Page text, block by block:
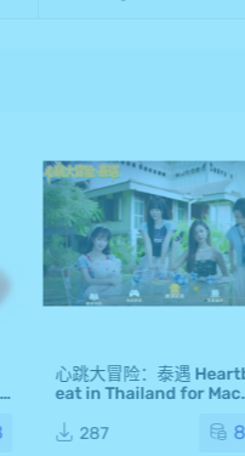
心跳大冒险：泰遇
eat in Thailand for Mac
287
8